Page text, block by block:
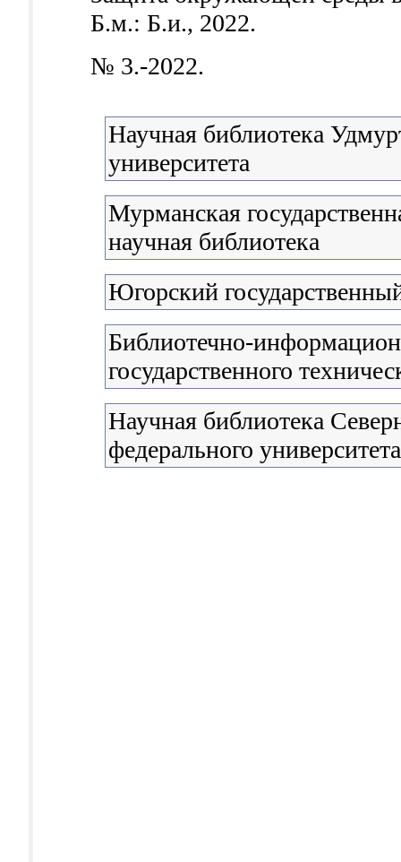
Б.м.: Б.и., 2022.
№ 3.-2022.
Научная библиотека
университета
Мурманская
научная библиотека
Югорский
Библиотечно-
государственного
Научная библиотека
федерального